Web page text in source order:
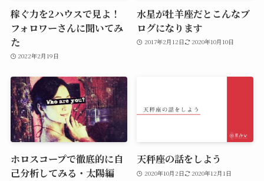
稼ぐ力を2ハウスで見よ！
フォロワーさんに聞いてみ
た
2022年2月19日
水星が牡羊座だとこんなブ
ログになります
2017年2月12日 2020年10月10日
ホロスコープで徹底的に自
己分析してみる・太陽編
天秤座の話をしよう
2020年10月2日 2020年12月1日